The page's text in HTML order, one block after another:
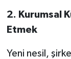
2. Kurumsal
Etmek
Yeni nesil,